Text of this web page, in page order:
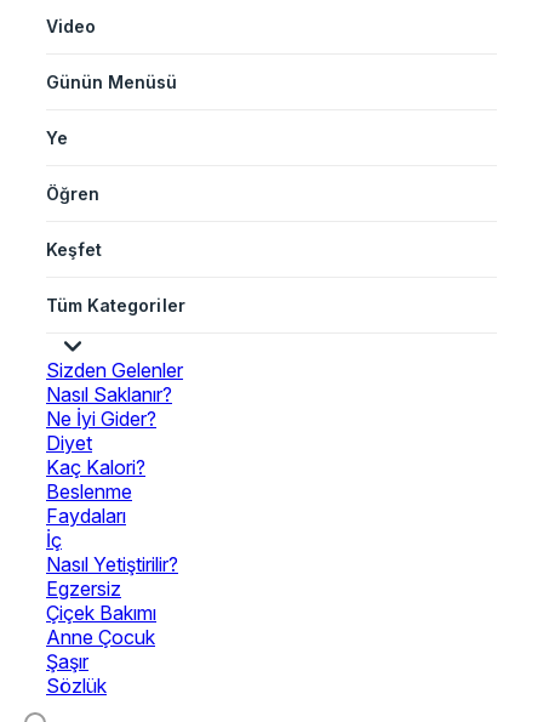
Video
Günün Menüsü
Ye
Öğren
Keşfet
Tüm Kategoriler
Sizden Gelenler
Nasıl Saklanır?
Ne İyi Gider?
Diyet
Kaç Kalori?
Beslenme
Faydaları
İç
Nasıl Yetiştirilir?
Egzersiz
Çiçek Bakımı
Anne Çocuk
Şaşır
Sözlük